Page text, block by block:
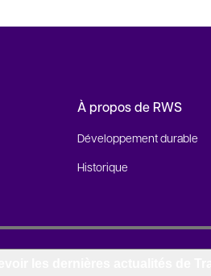
À propos de RWS
Développement durable
Historique